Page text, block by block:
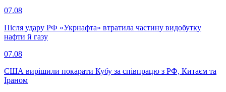
07.08
Після удару РФ «Укрнафта» втратила частину видобутку
нафти й газу
07.08
США вирішили покарати Кубу за співпрацю з РФ, Китаєм та
Іраном